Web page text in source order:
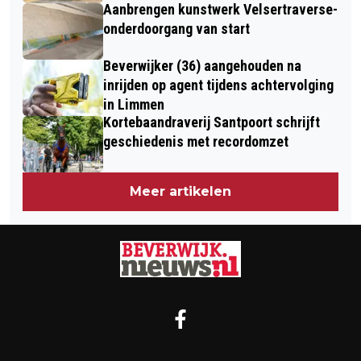
Aanbrengen kunstwerk Velsertraverse-
onderdoorgang van start
Beverwijker (36) aangehouden na
inrijden op agent tijdens achtervolging
in Limmen
Kortebaandraverij Santpoort schrijft
geschiedenis met recordomzet
Meer artikelen